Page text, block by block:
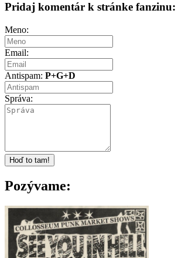
Pridaj komentár k stránke fanzinu:
Meno:
Email:
Antispam: P+G+D
Správa:
Pozývame: